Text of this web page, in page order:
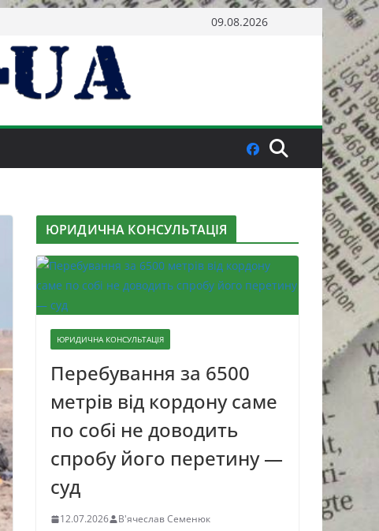
09.08.2026
ЮРИДИЧНА КОНСУЛЬТАЦІЯ
ЮРИДИЧНА КОНСУЛЬТАЦІЯ
Перебування за 6500
метрів від кордону саме
по собі не доводить
спробу його перетину —
суд
12.07.2026 В'ячеслав Семенюк